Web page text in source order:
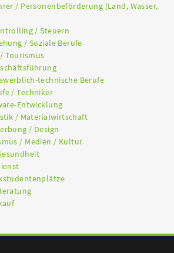
/ Personenbeförderung (Land, Wasser,
/ Steuern
/ Soziale Berufe
Tourismus
technische Berufe
/ Techniker
Entwicklung
/ Materialwirtschaft
/ Design
/ Medien / Kultur